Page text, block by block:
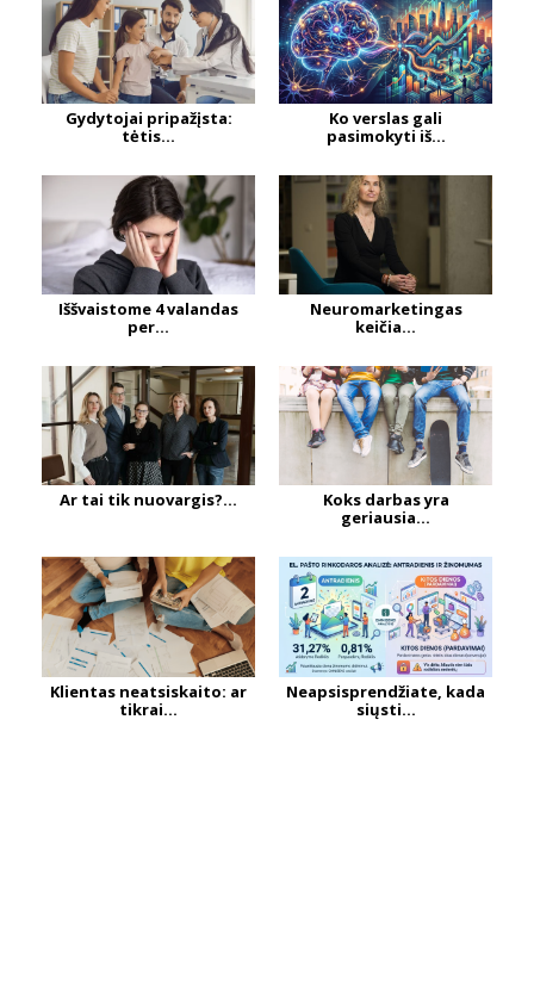
Gydytojai pripažįsta:
tėtis...
Ko verslas gali
pasimokyti iš...
Iššvaistome 4 valandas
per...
Neuromarketingas
keičia...
Ar tai tik nuovargis?...
Koks darbas yra
geriausia...
Klientas neatsiskaito: ar
tikrai...
Neapsisprendžiate, kada
siųsti...